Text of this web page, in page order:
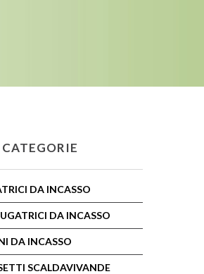
DA INCASSO
DA INCASSO
DA INCASSO
SCALDAVIVANDE